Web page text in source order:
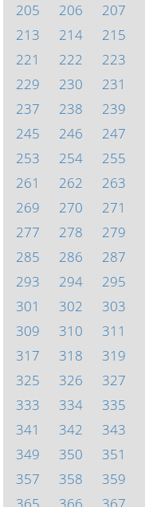
205
206 207
213
214 215
221
222 223
229
230 231
237
238 239
245
246 247
253
254 255
261
262 263
269
270 271
277
278 279
285
286 287
293
294 295
301
302 303
309
310 311
317
318 319
325
326 327
333
334 335
341
342 343
349
350 351
357
358 359